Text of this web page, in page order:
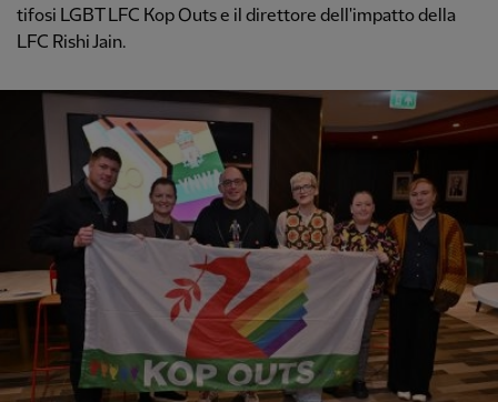
tifosi LGBT LFC Kop Outs e il direttore dell'impatto della
LFC Rishi Jain.